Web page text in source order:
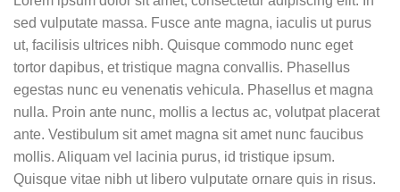
sed vulputate massa. Fusce ante magna, iaculis ut purus
ut, facilisis ultrices nibh. Quisque commodo nunc eget
tortor dapibus, et tristique magna convallis. Phasellus
egestas nunc eu venenatis vehicula. Phasellus et magna
nulla. Proin ante nunc, mollis a lectus ac, volutpat placerat
ante. Vestibulum sit amet magna sit amet nunc faucibus
mollis. Aliquam vel lacinia purus, id tristique ipsum.
Quisque vitae nibh ut libero vulputate ornare quis in risus.